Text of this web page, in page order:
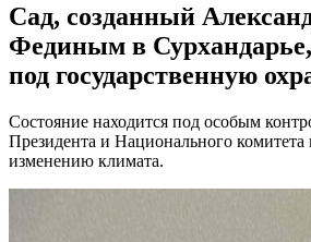
Сад, созданный
Фединым в Сурхандарье,
под государственную
Состояние находится под особым
Президента и Национального комитета
изменению климата.